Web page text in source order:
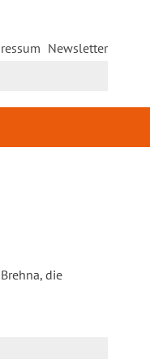
Newsletter
die